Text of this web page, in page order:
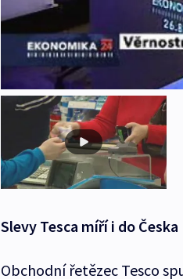
Slevy Tesca míří i do Česka
Obchodní řetězec Tesco